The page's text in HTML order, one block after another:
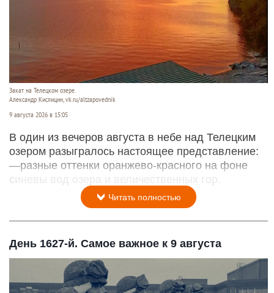
Закат на Телецком озере.
Александр Кислицин, vk.ru/altzapovednik
9 августа 2026 в 15:05
В один из вечеров августа в небе над Телецким
озером разыгралось настоящее представление:
—разные оттенки оранжево-красного на фоне
синевы вод озера и величественных гор.
Читать полностью
День 1627-й. Самое важное к 9 августа